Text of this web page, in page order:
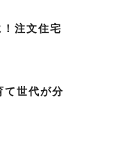
注文住宅
て世代が分